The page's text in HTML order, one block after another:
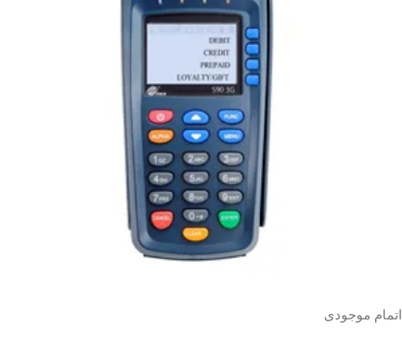
اتمام موجودی